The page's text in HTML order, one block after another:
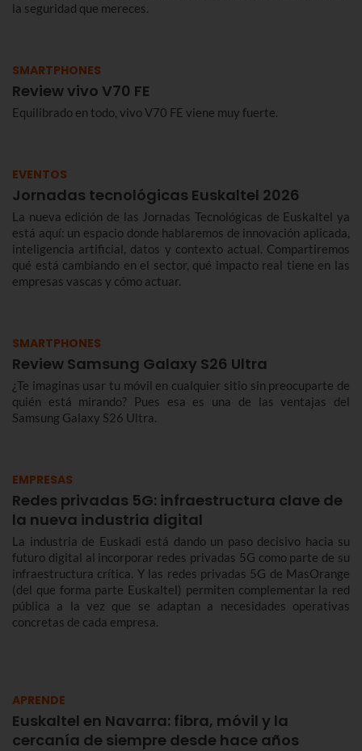
la seguridad que mereces.
SMARTPHONES
Review vivo V70 FE
Equilibrado en todo, vivo V70 FE viene muy fuerte.
EVENTOS
Jornadas tecnológicas Euskaltel 2026
La nueva edición de las Jornadas Tecnológicas de Euskaltel ya
está aquí: un espacio donde hablaremos de innovación aplicada,
inteligencia artificial, datos y contexto actual. Compartiremos
qué está cambiando en el sector, qué impacto real tiene en las
empresas vascas y cómo actuar.
SMARTPHONES
Review Samsung Galaxy S26 Ultra
¿Te imaginas usar tu móvil en cualquier sitio sin preocuparte de
quién está mirando? Pues esa es una de las ventajas del
Samsung Galaxy S26 Ultra.
EMPRESAS
Redes privadas 5G: infraestructura clave de
la nueva industria digital
La industria de Euskadi está dando un paso decisivo hacia su
futuro digital al incorporar redes privadas 5G como parte de su
infraestructura crítica. Y las redes privadas 5G de MasOrange
(del que forma parte Euskaltel) permiten complementar la red
pública a la vez que se adaptan a necesidades operativas
concretas de cada empresa.
APRENDE
Euskaltel en Navarra: fibra, móvil y la
cercanía de siempre desde hace años